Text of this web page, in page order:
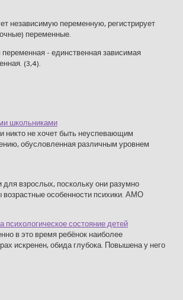
независимую переменную, регистрирует
переменные.
- единственная зависимая
(3,4).
школьниками
никто не хочет быть неуспевающим
обусловленная различным уровнем
взрослых, поскольку они разумно
особенности психики. АМО
состояние детей
в это время ребёнок наиболее
искренен, обида глубока. Повышена у него